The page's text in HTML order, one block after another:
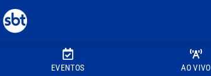
EVENTOS AO VIVO